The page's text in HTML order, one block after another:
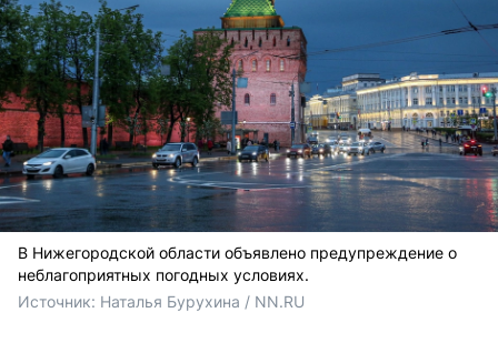
В Нижегородской области объявлено предупреждение о
неблагоприятных погодных условиях.
Источник: Наталья Бурухина / NN.RU